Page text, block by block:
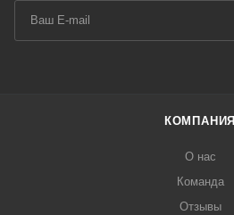
КОМПАНИЯ
О нас
Команда
Отзывы